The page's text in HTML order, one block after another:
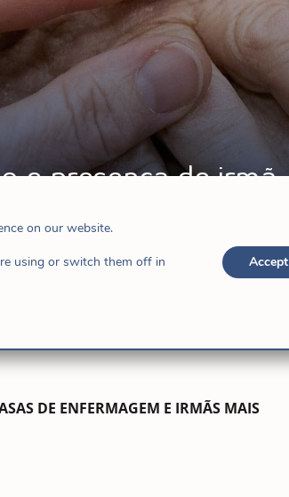
e presença de irmã
DE ENFERMAGEM E IRMÃS MAIS
on our website.
using or switch them off in
Accept